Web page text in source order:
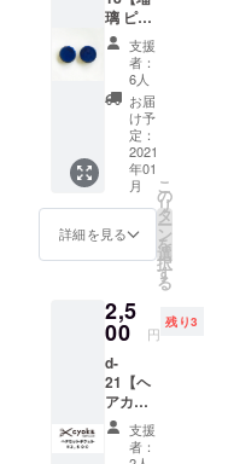
は、リ
ターン
の額に
上乗せ
して、
ご支援
頂けま
すと大
変嬉し
いで
す。
オー
ナー、
建築家
など
様々な
人々が
訪れ
る。 ※
記載の
金額は
送料込
み・税
込み価
格で
商品の
お受け
取り
は、郵
送のみ
となり
ます。
※郵送は
出店者
渡しと
なりま
す。 ※
郵送の
場合、
色はお
選びに
なれま
せんの
で予め
ご了承
い。 *受
け取り
送もし
くは店
舗での
受け取
りの選
択が可
能です
ので以
下のプ
す、 見
かけま
したら
覗いて
見て下
さい。
※記載の
金額は
送料込
み・税
込み価
す。 ※
商品は
だいて
から、
12月以
降のお
渡しと
なりま
す。 *受
け取り
なる
為、12
月以降
のお渡
しとな
りま
す。 *受
け取り
は、郵
送もし
くは店
受け取
りの選
ので以
下のプ
ルダウ
ンから
選択く
ださ
い。店
舗での
それぞ
れ一点
ものの
ため、
写真と
多少色
など異
なりま
す。 ※
商品指
定はで
きませ
ださ
い。 ※
ご支援
をいた
だいて
から、
12月以
璃色が
美しい
スクエ
アのピ
アス
（イヤ
リン
グ）で
す。 日
置市美
山にて
食器や
制作さ
れてい
て、凛
とした
雰囲気
や 絵付
けの作
品はと
璃 ピア
ス(イヤ
リング)
丸 ×1】
陶磁器
作家。
城 雅典
さんの
作品"瑠
璃 ピア
ス(イヤ
リング)
丸"で
す。 瑠
美しい
丸型の
ピアス
（イヤ
リン
グ）で
す。 日
置市美
支援
者：
6人
お届
け予
定：
2021
年01
月
詳細を見る
こ
の
リ
タ
ー
ン
を
選
択
す
る
2,5
00 円
残り3
d-
21【ヘ
アカッ
トチ
ケッ
ト】 薩
支援
者：